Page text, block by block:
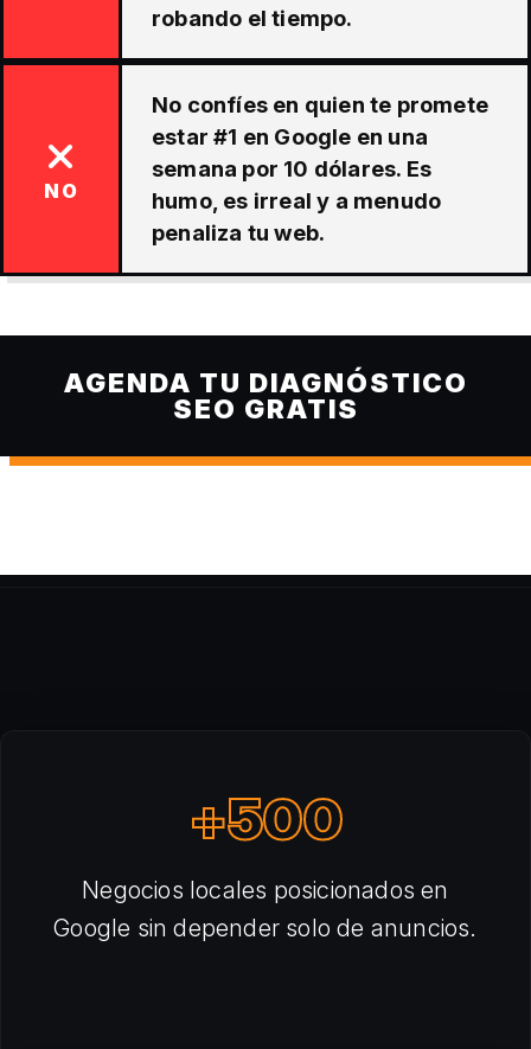
robando el tiempo.
NO
No confíes en quien te promete
estar #1 en Google en una
semana por 10 dólares. Es
humo, es irreal y a menudo
penaliza tu web.
AGENDA TU DIAGNÓSTICO
SEO GRATIS
+500
Negocios locales posicionados en
Google sin depender solo de anuncios.